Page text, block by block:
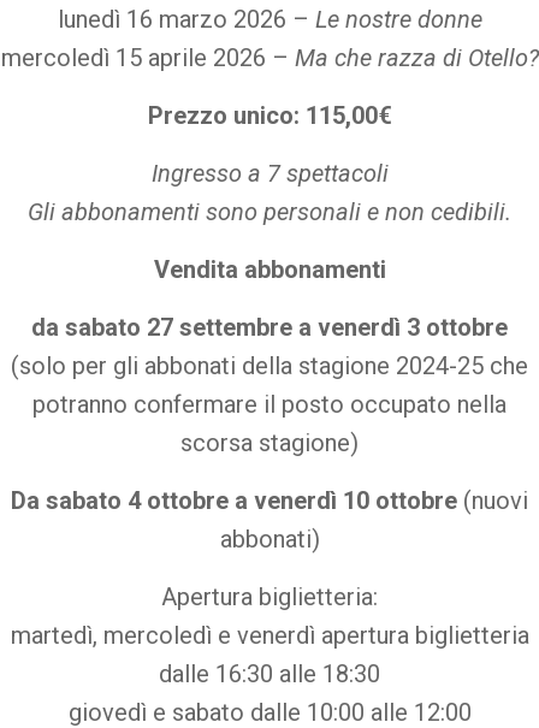
lunedì 16 marzo 2026 – Le nostre donne
mercoledì 15 aprile 2026 – Ma che razza di Otello?
Prezzo unico: 115,00€
Ingresso a 7 spettacoli
Gli abbonamenti sono personali e non cedibili.
Vendita abbonamenti
da sabato 27 settembre a venerdì 3 ottobre
(solo per gli abbonati della stagione 2024-25 che
potranno confermare il posto occupato nella
scorsa stagione)
Da sabato 4 ottobre a venerdì 10 ottobre (nuovi
abbonati)
Apertura biglietteria:
martedì, mercoledì e venerdì apertura biglietteria
dalle 16:30 alle 18:30
giovedì e sabato dalle 10:00 alle 12:00